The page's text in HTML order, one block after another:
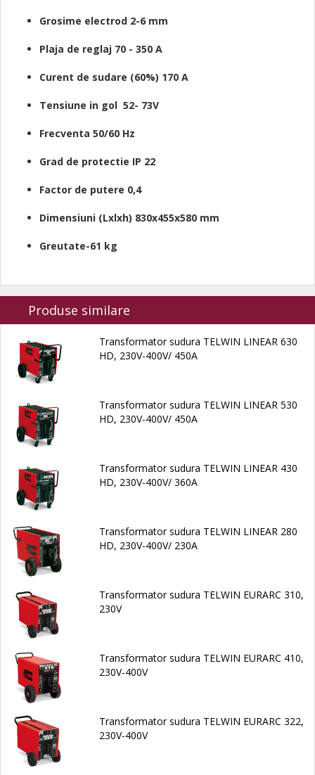
Grosime electrod 2-6 mm
Plaja de reglaj 70 - 350 A
Curent de sudare (60%) 170 A
Tensiune in gol 52- 73V
Frecventa 50/60 Hz
Grad de protectie IP 22
Factor de putere 0,4
Dimensiuni (Lxlxh) 830x455x580 mm
Greutate-61 kg
Produse similare
Transformator sudura TELWIN LINEAR 630
HD, 230V-400V/ 450A
Transformator sudura TELWIN LINEAR 530
HD, 230V-400V/ 450A
Transformator sudura TELWIN LINEAR 430
HD, 230V-400V/ 360A
Transformator sudura TELWIN LINEAR 280
HD, 230V-400V/ 230A
Transformator sudura TELWIN EURARC 310,
230V
Transformator sudura TELWIN EURARC 410,
230V-400V
Transformator sudura TELWIN EURARC 322,
230V-400V